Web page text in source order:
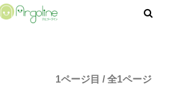
1ページ目 / 全1ページ